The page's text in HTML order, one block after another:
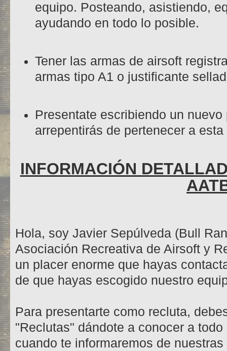
equipo. Posteando, asistiendo,
ayudando en todo lo posible.
Tener las armas de airsoft
armas tipo A1 o justificante
Presentate escribiendo un
arrepentirás de pertenecer a
INFORMACIÓN
Hola, soy Javier Sepúlveda (Bull
Asociación Recreativa de Airsoft y
un placer enorme que hayas
de que hayas escogido nuestro
Para presentarte como recluta,
"Reclutas" dándote a conocer a
cuando te informaremos de